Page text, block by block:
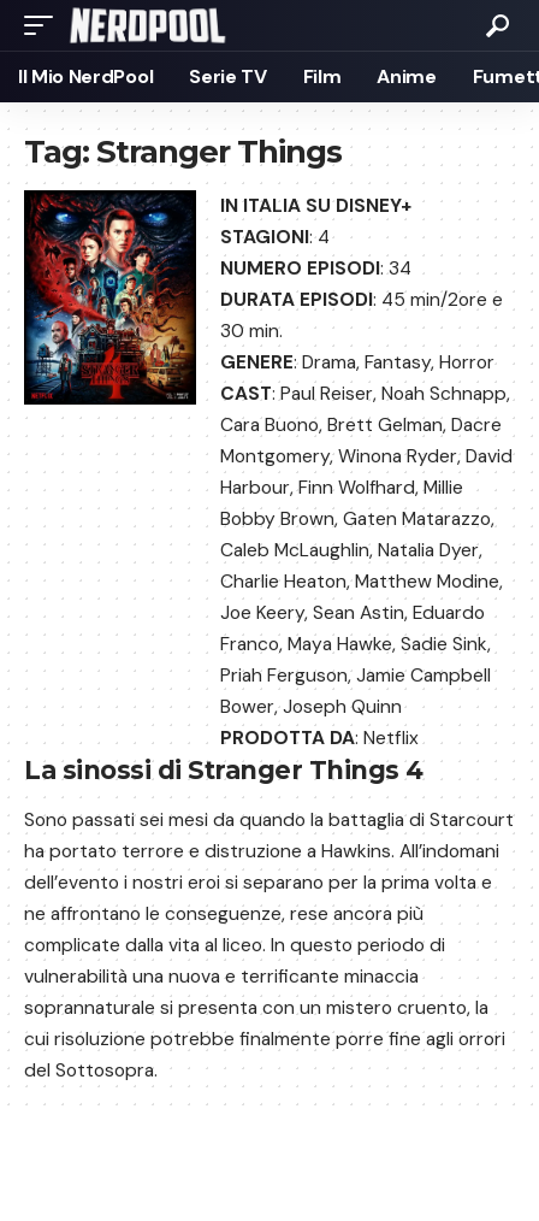
Il Mio NerdPool Serie TV Film Anime
Tag:Stranger Things
IN ITALIA SU DISNEY+
STAGIONI: 4
NUMERO EPISODI: 34
DURATA EPISODI: 45 min/2ore e
30 min.
GENERE: Drama, Fantasy, Horror
CAST: Paul Reiser, Noah Schnapp,
Cara Buono, Brett Gelman, Dacre
Montgomery, Winona Ryder, David
Harbour, Finn Wolfhard, Millie
Bobby Brown, Gaten Matarazzo,
Caleb McLaughlin, Natalia Dyer,
Charlie Heaton, Matthew Modine,
Joe Keery, Sean Astin, Eduardo
Franco, Maya Hawke, Sadie Sink,
Priah Ferguson, Jamie Campbell
Bower, Joseph Quinn
PRODOTTA DA: Netflix
La sinossi di Stranger Things 4
Sono passati sei mesi da quando la battaglia di Starcourt
ha portato terrore e distruzione a Hawkins. All’indomani
dell’evento i nostri eroi si separano per la prima volta e
ne affrontano le conseguenze, rese ancora più
complicate dalla vita al liceo. In questo periodo di
vulnerabilità una nuova e terrificante minaccia
soprannaturale si presenta con un mistero cruento, la
cui risoluzione potrebbe finalmente porre fine agli orrori
del Sottosopra.